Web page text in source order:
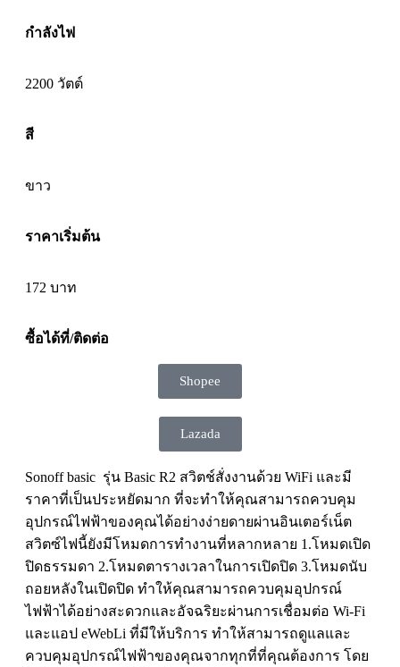
กำลังไฟ
2200 วัตต์
สี
ขาว
ราคาเริ่มต้น
172 บาท
ซื้อได้ที่/ติดต่อ
Shopee
Lazada
Sonoff basic รุ่น Basic R2 สวิตช์สั่งงานด้วย WiFi และมี
ราคาที่เป็นประหยัดมาก ที่จะทำให้คุณสามารถควบคุม
อุปกรณ์ไฟฟ้าของคุณได้อย่างง่ายดายผ่านอินเตอร์เน็ต
สวิตซ์ไฟนี้ยังมีโหมดการทำงานที่หลากหลาย 1.โหมดเปิด
ปิดธรรมดา 2.โหมดตารางเวลาในการเปิดปิด 3.โหมดนับ
ถอยหลังในเปิดปิด ทำให้คุณสามารถควบคุมอุปกรณ์
ไฟฟ้าได้อย่างสะดวกและอัจฉริยะผ่านการเชื่อมต่อ Wi-Fi
และแอป eWebLi ที่มีให้บริการ ทำให้สามารถดูแลและ
ควบคุมอุปกรณ์ไฟฟ้าของคุณจากทุกที่ที่คุณต้องการ โดย